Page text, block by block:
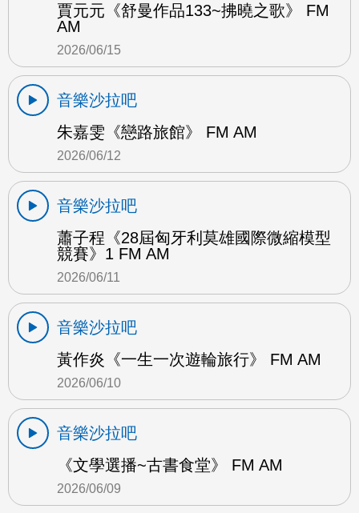
賈元元《舒曼作品133~拂曉之歌》 FM
AM
2026/06/15
音樂沙拉吧
朱嘉雯《戀路旅館》 FM AM
2026/06/12
音樂沙拉吧
蕭子程《28屆匈牙利莫雄國際微縮模型
競賽》1 FM AM
2026/06/11
音樂沙拉吧
黃作炎《一生一次遊輪旅行》 FM AM
2026/06/10
音樂沙拉吧
《文學選播~古書食堂》 FM AM
2026/06/09